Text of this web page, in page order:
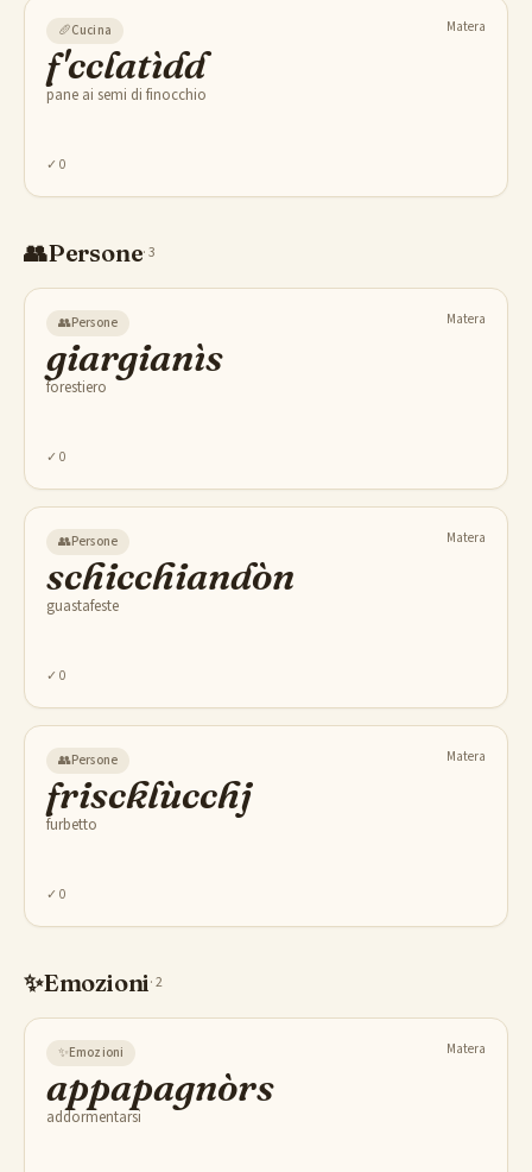
🥖Cucina Matera
f'cclatìdd
pane ai semi di finocchio
✓ 0
👥Persone·3
👥Persone Matera
giargianìs
forestiero
✓ 0
👥Persone Matera
schicchiandòn
guastafeste
✓ 0
👥Persone Matera
friscklùcchj
furbetto
✓ 0
✨Emozioni·2
✨Emozioni Matera
appapagnòrs
addormentarsi